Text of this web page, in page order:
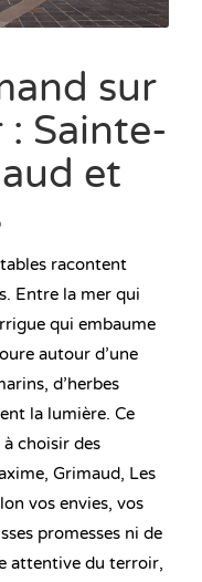
sur
: Sainte-
et
racontent
Entre la mer qui
qui embaume
autour d’une
d’herbes
la lumière. Ce
choisir des
Grimaud, Les
vos envies, vos
promesses ni de
attentive du terroir,